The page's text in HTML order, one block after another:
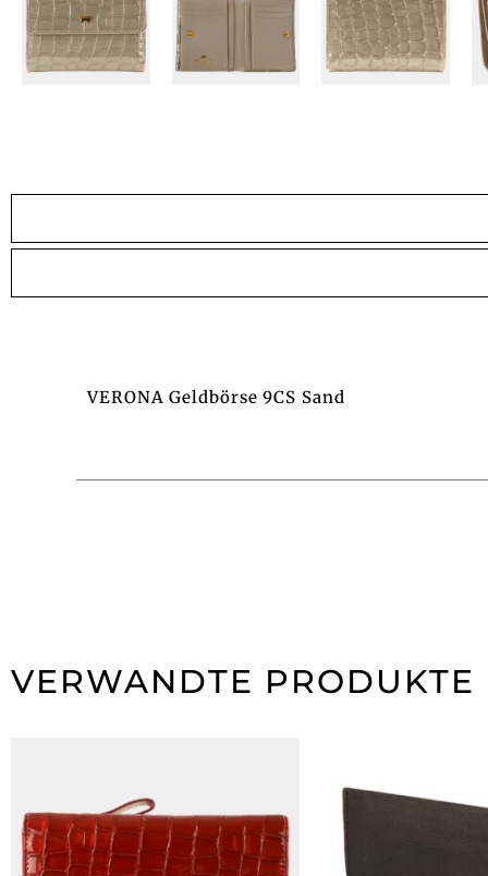
VERONA Geldbörse 9CS Sand
VERWANDTE PRODUKTE